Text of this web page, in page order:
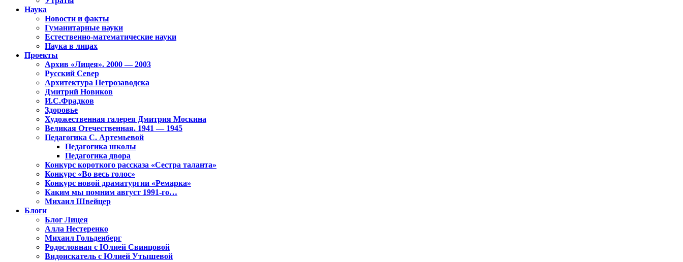
Наука
Новости и факты
Гуманитарные науки
Естественно-математические науки
Наука в лицах
Проекты
Архив «Лицея». 2000 — 2003
Русский Север
Архитектура Петрозаводска
Дмитрий Новиков
И.С.Фрадков
Здоровье
Художественная галерея Дмитрия Москина
Великая Отечественная. 1941 — 1945
Педагогика С. Артемьевой
Педагогика школы
Педагогика двора
Конкурс короткого рассказа «Сестра таланта»
Конкурс «Во весь голос»
Конкурс новой драматургии «Ремарка»
Каким мы помним август 1991-го…
Михаил Швейцер
Блоги
Блог Лицея
Алла Нестеренко
Михаил Гольденберг
Родословная с Юлией Свинцовой
Видоискатель с Юлией Утышевой